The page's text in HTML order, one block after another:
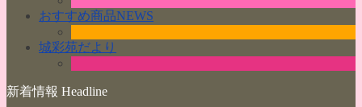
おすすめ商品NEWS
城彩苑だより
新着情報 Headline